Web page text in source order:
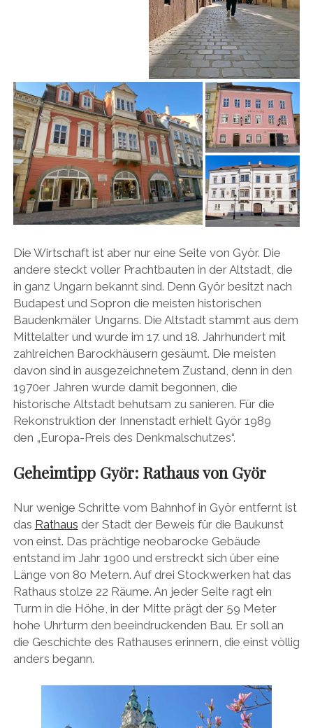
Die Wirtschaft ist aber nur eine Seite von Györ. Die
andere steckt voller Prachtbauten in der Altstadt, die
in ganz Ungarn bekannt sind. Denn Györ besitzt nach
Budapest und Sopron die meisten historischen
Baudenkmäler Ungarns. Die Altstadt stammt aus dem
Mittelalter und wurde im 17. und 18. Jahrhundert mit
zahlreichen Barockhäusern gesäumt. Die meisten
davon sind in ausgezeichnetem Zustand, denn in den
1970er Jahren wurde damit begonnen, die
historische Altstadt behutsam zu sanieren. Für die
Rekonstruktion der Innenstadt erhielt Györ 1989
den „Europa-Preis des Denkmalschutzes“.
Geheimtipp Györ: Rathaus von Györ
Nur wenige Schritte vom Bahnhof in Györ entfernt ist
das Rathaus der Stadt der Beweis für die Baukunst
von einst. Das prächtige neobarocke Gebäude
entstand im Jahr 1900 und erstreckt sich über eine
Länge von 80 Metern. Auf drei Stockwerken hat das
Rathaus stolze 22 Räume. An jeder Seite ragt ein
Turm in die Höhe, in der Mitte prägt der 59 Meter
hohe Uhrturm den beeindruckenden Bau. Er soll an
die Geschichte des Rathauses erinnern, die einst völlig
anders begann.